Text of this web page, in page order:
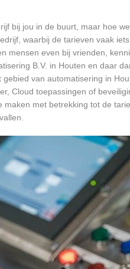
bij jou in de buurt, maar hoe
waarbij de tarieven vaak
even bij vrienden,
B.V. in Houten en daar
van automatisering in
Cloud toepassingen of
met betrekking tot de